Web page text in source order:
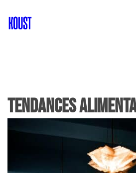
Tendances